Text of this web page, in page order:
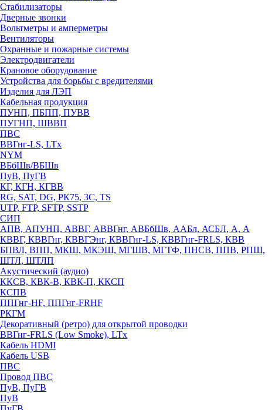
Стабилизаторы
Дверные звонки
Вольтметры и амперметры
Вентиляторы
Охранные и пожарные системы
Электродвигатели
Крановое оборудование
Устройства для борьбы с вредителями
Изделия для ЛЭП
Кабельная продукция
ПУНП, ПБПП, ПУВВ
ПУГНП, ШВВП
ПВС
ВВГнг-LS, LTx
NYM
ВБбШв/ВБШв
ПуВ, ПуГВ
КГ, КГН, КГВВ
RG, SAT, DG, РК75, 3С, TS
UTP, FTP, SFTP, SSTP
СИП
АПВ, АПУНП, АВВГ, АВВГнг, АВБбШв, ААБл, АСБЛ, А, А
КВВГ, КВВГнг, КВВГЭнг, КВВГнг-LS, КВВГнг-FRLS, КВВ
БПВЛ, ВПП, МКШ, МКЭШ, МГШВ, МГТФ, ПНСВ, ППВ, РПШ,
ШТЛ, ШТЛП
Акустический (аудио)
ККСВ, КВК-В, КВК-П, ККСП
КСПВ
ППГнг-HF, ППГнг-FRHF
РКГМ
Декоративный (ретро) для открытой проводки
ВВГнг-FRLS (Low Smoke), LTx
Кабель HDMI
Кабель USB
ПВС
Провод ПВС
ПуВ, ПуГВ
ПуВ